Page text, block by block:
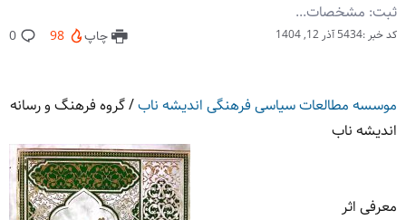
ثبت: مشخصات...
کد خبر :5434 آذر 12, 1404 چاپ 98
0
موسسه مطالعات سیاسی فرهنگی اندیشه ناب/گروه فرهنگ و رسانه
اندیشه ناب
معرفی اثر